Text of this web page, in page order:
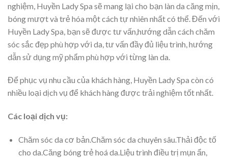
nghiệm, Huyền Lady Spa sẽ mang lại cho bạn làn da căng mịn,
bóng mượt và trẻ hóa một cách tự nhiên nhất có thể. Đến với
Huyền Lady Spa, bạn sẽ được tư vấn,hướng dẫn cách chăm
sóc sắc đẹp phù hợp với da, tư vấn đầy đủ liệu trình, hướng
dẫn sử dụng mỹ phẩm phù hợp với từng làn da.
Để phục vụ nhu cầu của khách hàng, Huyền Lady Spa còn có
nhiều loại dịch vụ để khách hàng được trải nghiệm tốt nhất.
Các loại dịch vụ:
Chăm sóc da cơ bản.Chăm sóc da chuyên sâu.Thải độc tố
cho da.Căng bóng trẻ hoá da.Liệu trình điều trị mụn ẩn,